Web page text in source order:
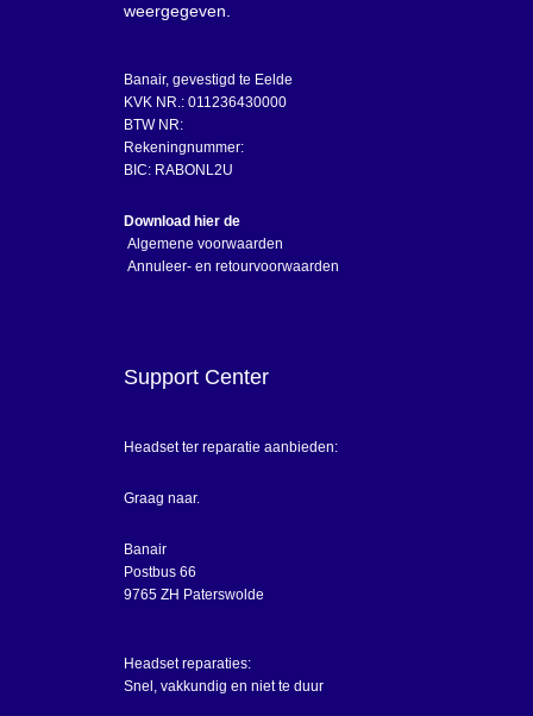
weergegeven.
Banair, gevestigd te Eelde
KVK NR.: 011236430000
BTW NR:
Rekeningnummer:
BIC: RABONL2U
Download hier de
Algemene voorwaarden
Annuleer- en retourvoorwaarden
Support Center
Headset ter reparatie aanbieden:
Graag naar.
Banair
Postbus 66
9765 ZH Paterswolde
Headset reparaties:
Snel, vakkundig en niet te duur